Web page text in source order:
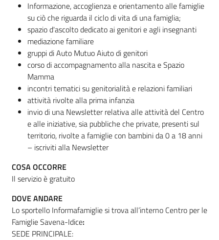
Informazione, accoglienza e orientamento alle famiglie
su ciò che riguarda il ciclo di vita di una famiglia;
spazio d'ascolto dedicato ai genitori e agli insegnanti
mediazione familiare
gruppi di Auto Mutuo Aiuto di genitori
corso di accompagnamento alla nascita e Spazio
Mamma
incontri tematici su genitorialità e relazioni familiari
attività rivolte alla prima infanzia
invio di una Newsletter relativa alle attività del Centro
e alle iniziative, sia pubbliche che private, presenti sul
territorio, rivolte a famiglie con bambini da 0 a 18 anni
– iscriviti alla Newsletter
COSA OCCORRE
Il servizio è gratuito
DOVE ANDARE
Lo sportello Informafamiglie si trova all’interno Centro per le
Famiglie Savena-Idice:
SEDE PRINCIPALE: